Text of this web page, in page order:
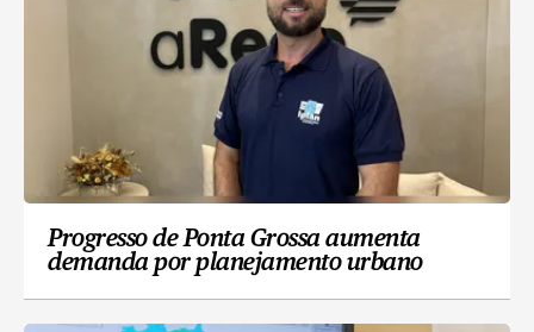
Progresso de Ponta Grossa aumenta
demanda por planejamento urbano